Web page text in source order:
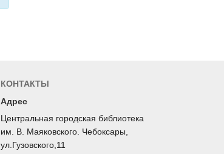
КОНТАКТЫ
Адрес
Центральная городская библиотека
им. В. Маяковского. Чебоксары,
ул.Гузовского,11